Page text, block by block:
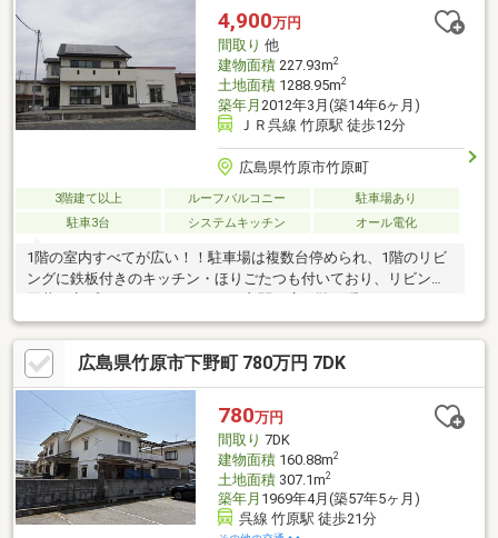
4,900万円
間取り 他
建物面積227.93m2
土地面積1288.95m2
築年月 2012年3月(築14年6ヶ月)
ＪＲ呉線 竹原駅 徒歩12分
広島県竹原市竹原町
3階建て以上 ルーフバルコニー
駐車場あり
駐車3台
システムキッチン オール電化
1階の室内すべてが広い！！駐車場は複数台停められ、1階のリビ
ングに鉄板付きのキッチン・ほりごたつも付いており、リビング
天井は夜プラネタリウムになり、玄関も広く靴も隠せます♪パター
ゴルフが出来る広いベランダ♪お風呂に広い窓が付いて模擬露天風
呂風♪事務所にトイレも付いており外から出入り出来ます♪2階の
リビングは小上がりの畳に長いベランダに広いキッチンも特徴で
す。脱衣所も余裕があり、トイレは1階同様男女別で使いやすい
♪3階は同じ間取りの子供部屋でそれぞれエアコン付いており、屋
根裏収納に沢山の荷物が置けます♪太陽光設備付きなので自己消費
の電気もまかなえそう！スーパー・コンビニが徒歩圏内で利便性
良！
広島県竹原市下野町 780万円 7DK
780万円
間取り 7DK
建物面積160.88m2
土地面積307.1m2
築年月 1969年4月(築57年5ヶ月)
呉線 竹原駅 徒歩21分